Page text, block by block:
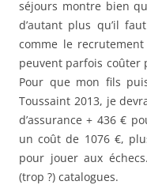
séjours montre bien
d’autant plus qu’il
comme le
peuvent parfois coûter
Pour que mon fils
Toussaint 2013, je
d’assurance + 436 €
un coût de 1076 €,
pour jouer aux
(trop ?) catalogues.